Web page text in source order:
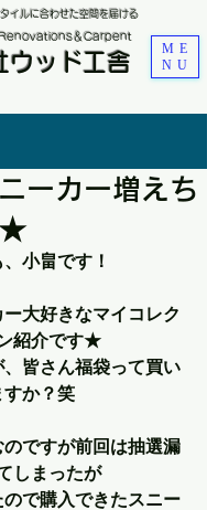
イルに合わせた空間を届ける
ウッド工舎
＆Carpent
ME
NU
ーカー増えち
★
小畠です！
大好きなマイコレク
紹介です★
皆さん福袋って買い
すか？笑
ですが前回は抽選漏
しまったが
で購入できたスニー